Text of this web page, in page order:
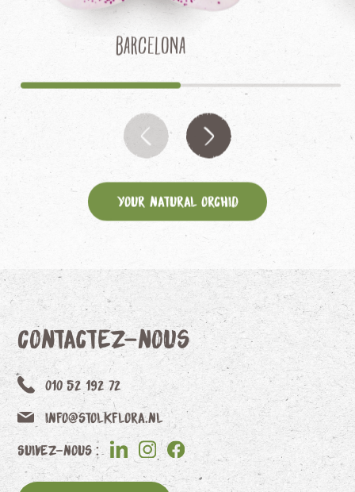
Barcelona
Your Natural Orchid
Contactez-nous
010 52 192 72
info@stolkflora.nl
Suivez-nous :